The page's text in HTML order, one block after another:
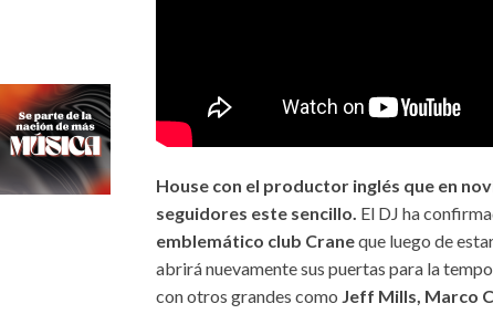
House con el productor inglés que en
seguidores este sencillo. El DJ ha
emblemático club Craneque luego de
abrirá nuevamente sus puertas para la
con otros grandes como Jeff Mills, Marco